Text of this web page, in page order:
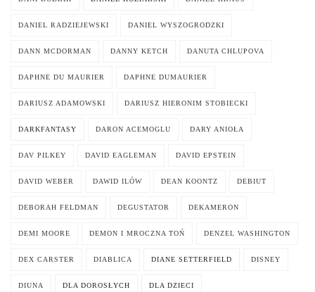
DANIEL RADZIEJEWSKI DANIEL WYSZOGRODZKI
DANN MCDORMAN DANNY KETCH DANUTA CHLUPOVA
DAPHNE DU MAURIER DAPHNE DUMAURIER
DARIUSZ ADAMOWSKI DARIUSZ HIERONIM STOBIECKI
DARKFANTASY DARON ACEMOGLU DARY ANIOŁA
DAV PILKEY DAVID EAGLEMAN DAVID EPSTEIN
DAVID WEBER DAWID ILÓW DEAN KOONTZ DEBIUT
DEBORAH FELDMAN DEGUSTATOR DEKAMERON
DEMI MOORE DEMON I MROCZNA TOŃ DENZEL WASHINGTON
DEX CARSTER DIABLICA DIANE SETTERFIELD DISNEY
DIUNA DLA DOROSŁYCH DLA DZIECI